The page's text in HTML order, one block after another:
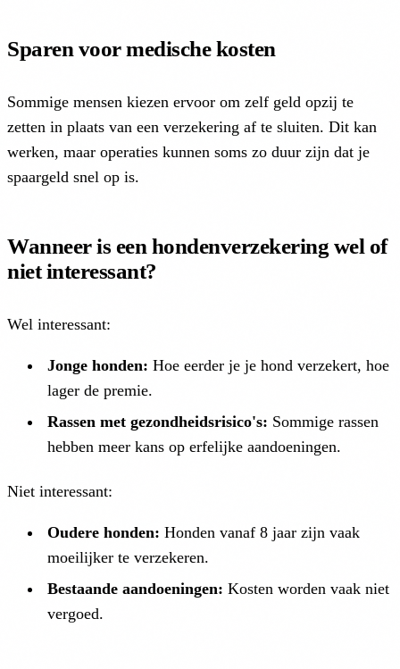
Sparen voor medische kosten
Sommige mensen kiezen ervoor om zelf geld opzij te
zetten in plaats van een verzekering af te sluiten. Dit kan
werken, maar operaties kunnen soms zo duur zijn dat je
spaargeld snel op is.
Wanneer is een hondenverzekering wel of
niet interessant?
Wel interessant:
Jonge honden: Hoe eerder je je hond verzekert, hoe
lager de premie.
Rassen met gezondheidsrisico's: Sommige rassen
hebben meer kans op erfelijke aandoeningen.
Niet interessant:
Oudere honden: Honden vanaf 8 jaar zijn vaak
moeilijker te verzekeren.
Bestaande aandoeningen: Kosten worden vaak niet
vergoed.